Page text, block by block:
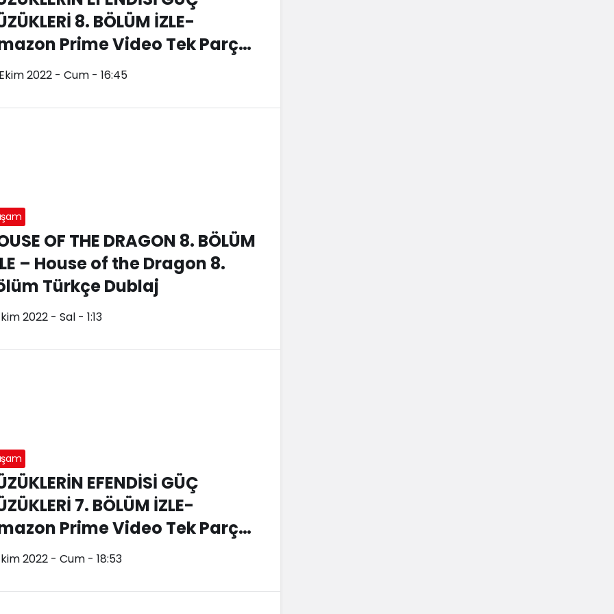
8. BÖLÜM İZLE-
Prime Video Tek Parça!
Efendisi 8. Bölüm
2022 - Cum - 16:45
OF THE DRAGON 8. BÖLÜM
– House of the Dragon 8.
Türkçe Dublaj
2022 - Sal - 1:13
EFENDİSİ GÜÇ
7. BÖLÜM İZLE-
Prime Video Tek Parça!
Efendisi 7. Bölüm
2022 - Cum - 18:53